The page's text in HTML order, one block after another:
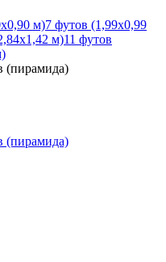
м)7 футов (1,99х0,99
м)11 футов
(пирамида)